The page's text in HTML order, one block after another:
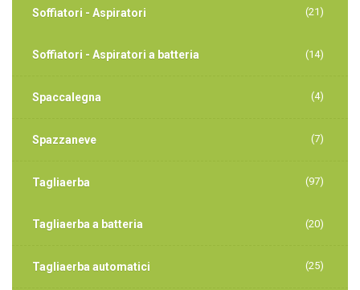
Soffiatori - Aspiratori (21)
Soffiatori - Aspiratori a batteria (14)
Spaccalegna (4)
Spazzaneve (7)
Tagliaerba (97)
Tagliaerba a batteria (20)
Tagliaerba automatici (25)